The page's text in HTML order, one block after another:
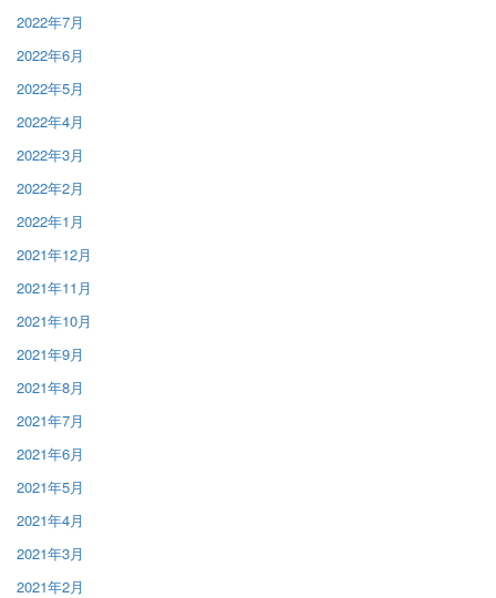
2022年7月
2022年6月
2022年5月
2022年4月
2022年3月
2022年2月
2022年1月
2021年12月
2021年11月
2021年10月
2021年9月
2021年8月
2021年7月
2021年6月
2021年5月
2021年4月
2021年3月
2021年2月